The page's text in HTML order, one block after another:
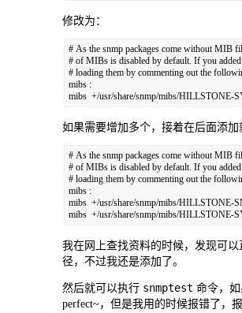
修改为：
# As the snmp packages come without MIB
# of MIBs is disabled by default. If you added
# loading them by commenting out the
mibs :
mibs  +/usr/share/snmp/mibs/HILLSTONE-
如果需要增加多个，接着在后面添加
# As the snmp packages come without MIB
# of MIBs is disabled by default. If you added
# loading them by commenting out the
mibs :
mibs  +/usr/share/snmp/mibs/HILLSTONE-
mibs  +/usr/share/snmp/mibs/HILLSTONE-
我在网上查找资料的时候，发现可
径，不过我还是添加了。
然后就可以执行 snmptest 命令，如
perfect~，但是我用的时候报错了，